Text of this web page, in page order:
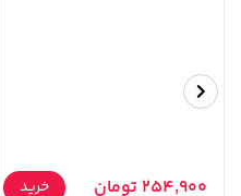
254,900 تومان خرید